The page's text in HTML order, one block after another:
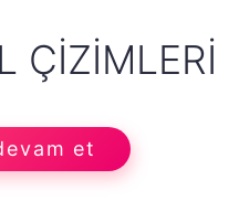
ÇIZIMLERI
et